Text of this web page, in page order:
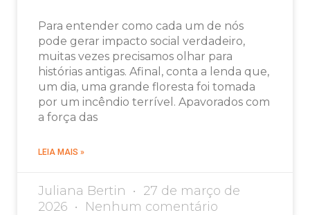
Para entender como cada um de nós
pode gerar impacto social verdadeiro,
muitas vezes precisamos olhar para
histórias antigas. Afinal, conta a lenda que,
um dia, uma grande floresta foi tomada
por um incêndio terrível. Apavorados com
a força das
LEIA MAIS »
Juliana Bertin
27 de março de
2026
Nenhum comentário